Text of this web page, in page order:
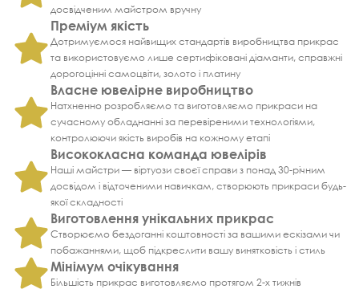
досвідченим майстром вручну
Преміум якість
Дотримуємося найвищих стандартів виробництва прикрас
та використовуємо лише сертифіковані діаманти, справжні
дорогоцінні самоцвіти, золото і платину
Власне ювелірне виробництво
Натхненно розробляємо та виготовляємо прикраси на
сучасному обладнанні за перевіреними технологіями,
контролюючи якість виробів на кожному етапі
Висококласна команда ювелірів
Наші майстри — віртуози своєї справи з понад 30-річним
досвідом і відточеними навичкам, створюють прикраси будь-
якої складності
Виготовлення унікальних прикрас
Створюємо бездоганні коштовності за вашими ескізами чи
побажаннями, щоб підкреслити вашу винятковість і стиль
Мінімум очікування
Більшість прикрас виготовляємо протягом 2-х тижнів